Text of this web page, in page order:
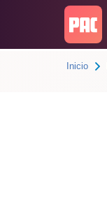
Inicio